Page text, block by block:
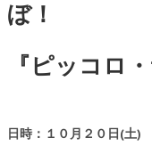
ぼ！
『ピッコロ
日時：１０月２０日(土)